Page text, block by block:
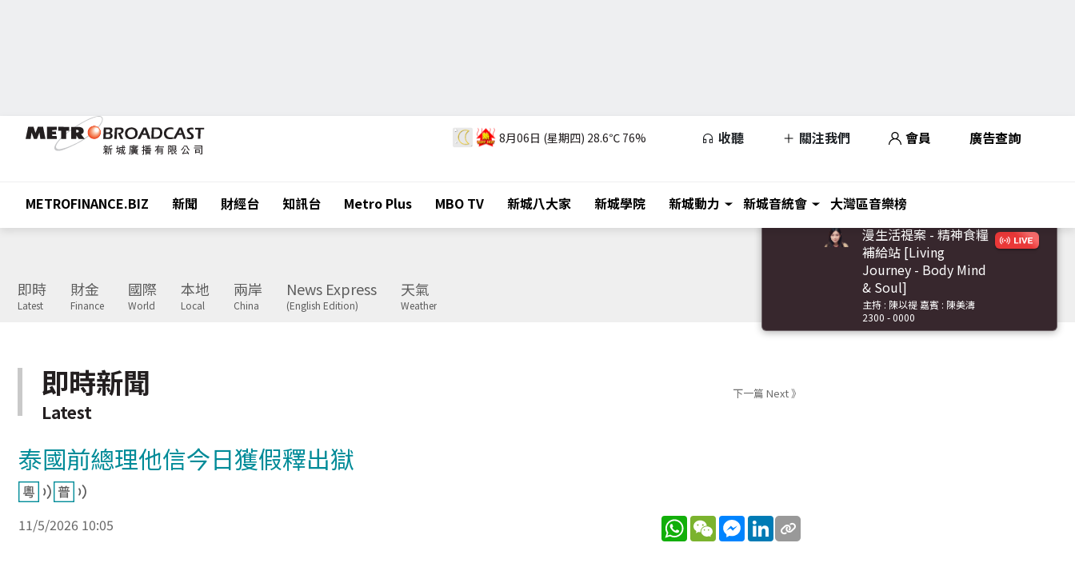
8月06日 (星期四) 28.6℃ 76% 收聽 關注我們 會員 廣告查詢
METROFINANCE.BIZ 新聞 財經台 知訊台 Metro Plus MBO TV 新城八大家 新城學院 新城動力 新城音統會 大灣區音樂榜
即時
Latest
財金
Finance
國際
World
本地
Local
兩岸
China
News Express
(English Edition)
天氣
Weather
漫生活禔案 - 精神食糧
補給站 [Living
Journey - Body Mind
& Soul]
主持 : 陳以禔 嘉賓 : 陳美濤
2300 - 0000
即時新聞
Latest
下一篇 Next 》
泰國前總理他信今日獲假釋出獄
11/5/2026 10:05 WhatsApp
WeChatMessenger
LinkedIn